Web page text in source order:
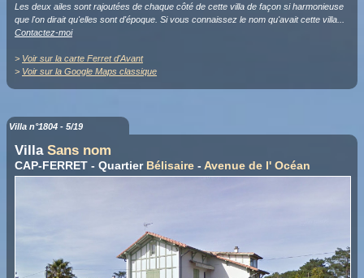
Les deux ailes sont rajoutées de chaque côté de cette villa de façon si harmonieuse
que l'on dirait qu'elles sont d'époque. Si vous connaissez le nom qu'avait cette villa...
Contactez-moi
> Voir sur la carte Ferret d'Avant
> Voir sur la Google Maps classique
Villa n°1804 - 5/19
Villa Sans nom
CAP-FERRET - Quartier Bélisaire - Avenue de l' Océan